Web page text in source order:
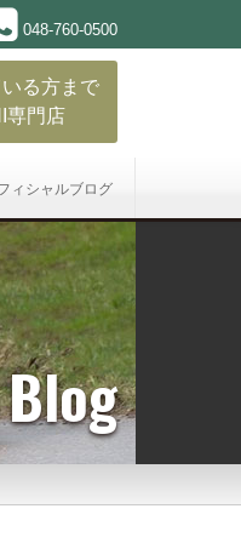
048-760-0500
る方まで
専門店
ィシャルブログ
Blog